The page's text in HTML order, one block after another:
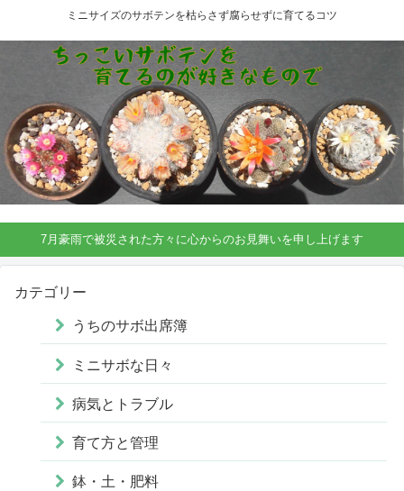
ミニサイズのサボテンを枯らさず腐らせずに育てるコツ
7月豪雨で被災された方々に心からのお見舞いを申し上げます
カテゴリー
うちのサボ出席簿
ミニサボな日々
病気とトラブル
育て方と管理
鉢・土・肥料